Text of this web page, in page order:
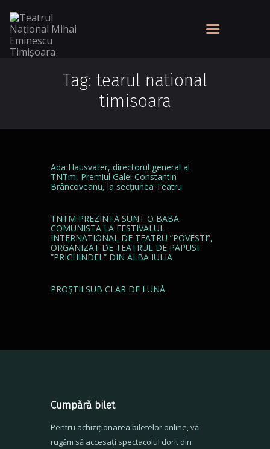
Tag: tearul national
timisoara
Ada Hausvater, directorul general al
TNTm, Premiul Galei Constantin
Brâncoveanu, la secțiunea Teatru
TNTM PREZINTA SUNT O BABA
COMUNISTA LA FESTIVALUL
INTERNATIONAL DE TEATRU ”POVESTI”,
ORGANIZAT DE TEATRUL DE PAPUSI
”PRICHINDEL” DIN ALBA IULIA
PROȘTII SUB CLAR DE LUNĂ
Cumpără bilet
Pentru achiziționarea biletelor online, vă
rugăm să accesați spectacolul dorit din